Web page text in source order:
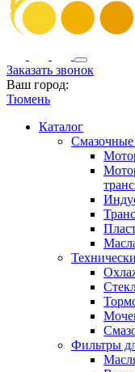
Заказать звонок
Ваш город:
Тюмень
Каталог
Фильтры